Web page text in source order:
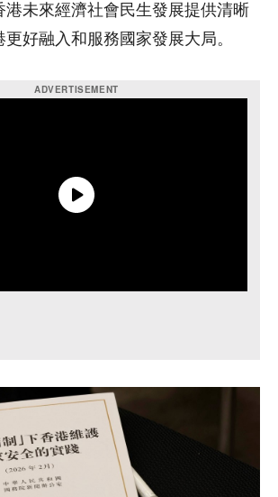
港未來經濟社會民生發展提供清晰
好融入和服務國家發展大局。